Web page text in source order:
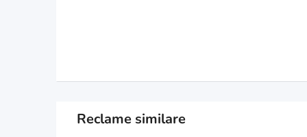
Reclame similare